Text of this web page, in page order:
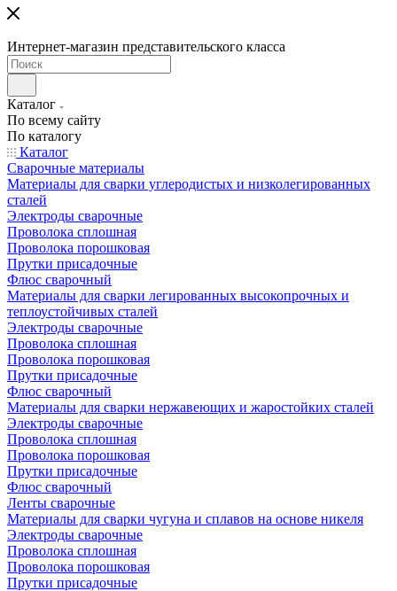
Интернет-магазин представительского класса
Каталог
По всему сайту
По каталогу
Каталог
Сварочные материалы
Материалы для сварки углеродистых и низколегированных
сталей
Электроды сварочные
Проволока сплошная
Проволока порошковая
Прутки присадочные
Флюс сварочный
Материалы для сварки легированных высокопрочных и
теплоустойчивых сталей
Электроды сварочные
Проволока сплошная
Проволока порошковая
Прутки присадочные
Флюс сварочный
Материалы для сварки нержавеющих и жаростойких сталей
Электроды сварочные
Проволока сплошная
Проволока порошковая
Прутки присадочные
Флюс сварочный
Ленты сварочные
Материалы для сварки чугуна и сплавов на основе никеля
Электроды сварочные
Проволока сплошная
Проволока порошковая
Прутки присадочные